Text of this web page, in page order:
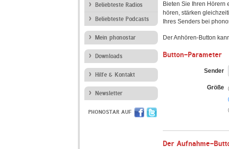
Beliebteste Radios
Beliebteste Podcasts
Mein phonostar
Downloads
Hilfe & Kontakt
Newsletter
PHONOSTAR AUF
Bieten Sie Ihren Hörern
hören, stärken
Ihres Senders bei
Der Anhören-Button
Button-Parameter
Sender
Größe
Der Aufnahme-